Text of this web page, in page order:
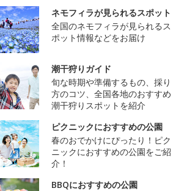
ネモフィラが見られるスポット
全国のネモフィラが見られるス
ポット情報などをお届け
潮干狩りガイド
旬な時期や準備するもの、採り
方のコツ、全国各地のおすすめ
潮干狩りスポットを紹介
ピクニックにおすすめの公園
春のおでかけにぴったり！ピク
ニックにおすすめの公園をご紹
介！
BBQにおすすめの公園